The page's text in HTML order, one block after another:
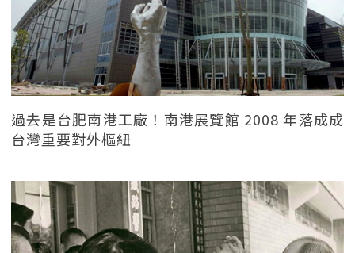
過去是台肥南港工廠！南港展覽館 2008 年落成成
台灣重要對外樞紐